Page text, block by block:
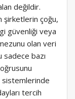
değildir.
şirketlerin çoğu,
güvenliği veya
olan veri
sadece bazı
sistemlerinde
tercih